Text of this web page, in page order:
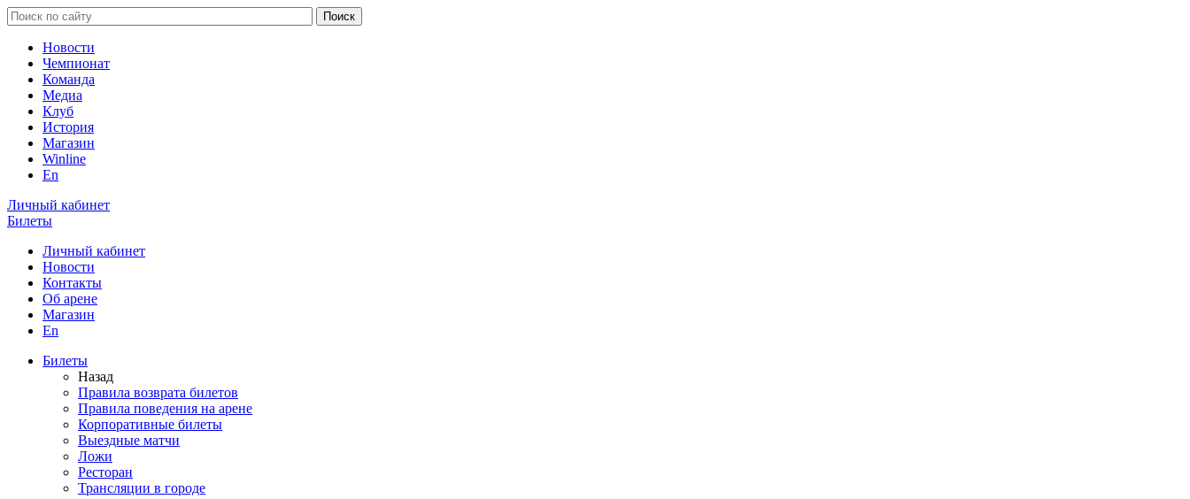
Новости
Чемпионат
Команда
Медиа
Клуб
История
Магазин
Winline
En
Личный кабинет
Билеты
Личный кабинет
Новости
Контакты
Об арене
Магазин
En
Билеты
Назад
Правила возврата билетов
Правила поведения на арене
Корпоративные билеты
Выездные матчи
Ложи
Ресторан
Трансляции в городе